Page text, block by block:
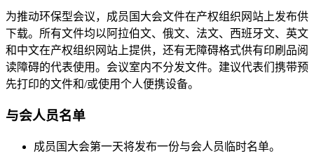
为推动环保型会议，成员国大会文件在产权组织网站上发布供
下载。所有文件均以阿拉伯文、俄文、法文、西班牙文、英文
和中文在产权组织网站上提供，还有无障碍格式供有印刷品阅
读障碍的代表使用。会议室内不分发文件。建议代表们携带预
先打印的文件和/或使用个人便携设备。
与会人员名单
成员国大会第一天将发布一份与会人员临时名单。